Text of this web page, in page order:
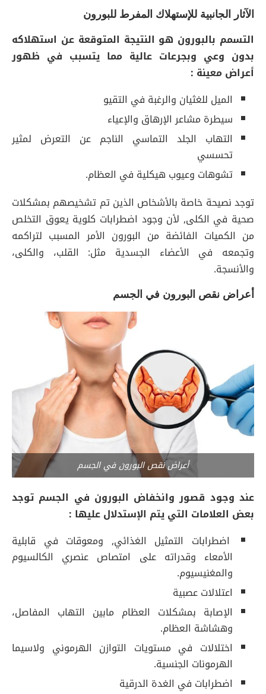
الآثار الجانبية للإستهلاك المفرط للبورون
التسمم بالبورون هو النتيجة المتوقعة عن استهلاكه
بدون وعي وبجرعات عالية مما يتسبب في ظهور
أعراض معينة :
الميل للغثيان والرغبة في التقيو
سيطرة مشاعر الإرهاق والإعياء
التهاب الجلد التماسي الناجم عن التعرض لمثير
تحسسي
تشوهات وعيوب هيكلية في العظام.
توجد نصيحة خاصة بالأشخاص الذين تم تشخيصهم بمشكلات
صحية في الكلى, لأن وجود اضطرابات كلوية يعوق التخلص
من الكميات الفائضة من البورون الأمر المسبب لتراكمه
وتجمعه في الأعضاء الجسدية مثل: القلب، والكلى،
والأنسجة.
أعراض نقص البورون في الجسم
أعراض نقص البورون في الجسم
عند وجود قصور وانخفاض البورون في الجسم توجد
بعض العلامات التي يتم الإستدلال عليها :
اضطرابات التمثيل الغذائي, ومعوقات في قابلية
الأمعاء وقدراته على امتصاص عنصري الكالسيوم
والمغنيسيوم.
اعتلالات عصبية
الإصابة بمشكلات العظام مابين التهاب المفاصل،
وهشاشة العظام.
اختلالات في مستويات التوازن الهرموني ولاسيما
الهرمونات الجنسية.
اضطرابات في الغدة الدرقية